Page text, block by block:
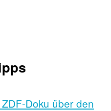
Doku über den